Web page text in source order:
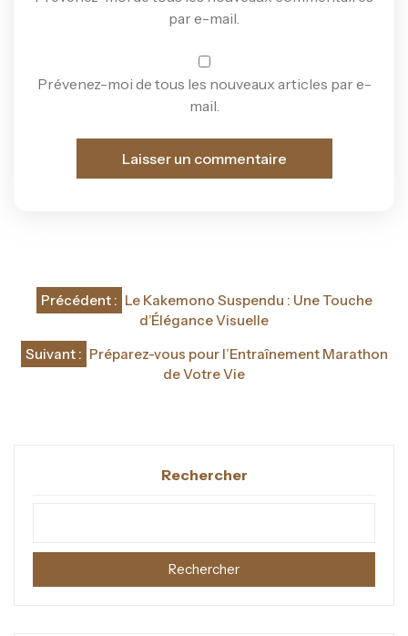
par e-mail.
Prévenez-moi de tous les nouveaux articles par e-
mail.
Navigation
l’article
Précédent : Le Kakemono Suspendu : Une Touche
d’Élégance Visuelle
Suivant : Préparez-vous pour l’Entraînement Marathon
de Votre Vie
Rechercher
Rechercher